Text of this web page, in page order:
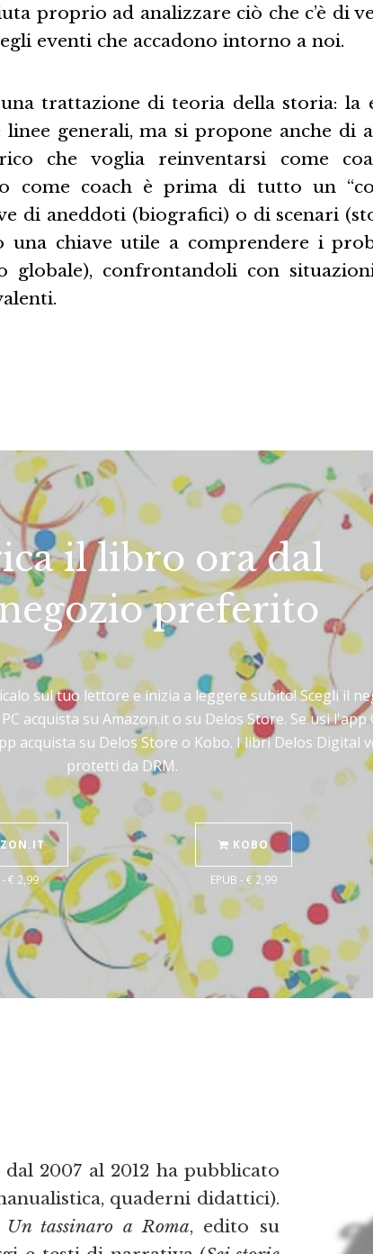
proprio ad analizzare ciò che c’è di
eventi che accadono intorno a noi.
trattazione di teoria della storia: la
linee generali, ma si propone anche di
che voglia reinventarsi come
come coach è prima di tutto un
di aneddoti (biografici) o di scenari
chiave utile a comprendere i
globale), confrontandoli con
il libro ora dal
preferito
sul tuo lettore e inizia a leggere subito! Scegli il
acquista su Amazon.it o su Delos Store. Se usi
acquista su Delos Store o Kobo. I libri Delos Digital
protetti da DRM.
- € 2,99
KOBO
EPUB - € 2,99
2007 al 2012 ha pubblicato
quaderni didattici).
Un tassinaro a Roma, edito su